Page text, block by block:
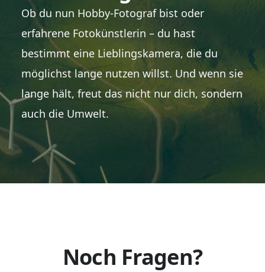
Ob du nun Hobby-Fotograf bist oder
erfahrene Fotokünstlerin – du hast
bestimmt eine Lieblingskamera, die du
möglichst lange nutzen willst. Und wenn sie
lange hält, freut das nicht nur dich, sondern
auch die Umwelt.
Noch Fragen?